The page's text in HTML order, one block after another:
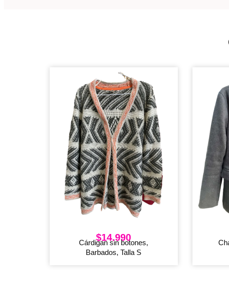
$14.990
Cárdigan sin botones,
Barbados, Talla S